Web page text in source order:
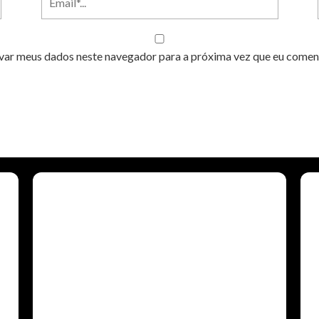
meus dados neste navegador para a próxima vez que eu